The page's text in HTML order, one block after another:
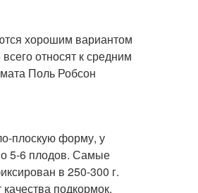
хорошим вариантом
относят к средним
Поль Робсон
плоскую форму, у
5-6 плодов. Самые
в 250-300 г.
подкормок.